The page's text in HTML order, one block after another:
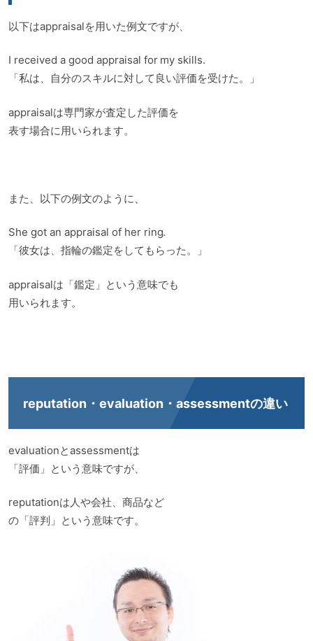
以下はappraisalを用いた例文ですが、
I received a good appraisal for my skills.
「私は、自分のスキルに対して良い評価を受けた。」
appraisalは専門家が査定した評価を
表す場合に用いられます。
また、以下の例文のように、
She got an appraisal of her ring.
「彼女は、指輪の鑑定をしてもらった。」
appraisalは「鑑定」という意味でも
用いられます。
reputation・evaluation・assessmentの違い
evaluationとassessmentは
「評価」という意味ですが、
reputationは人や会社、商品など
の「評判」という意味です。